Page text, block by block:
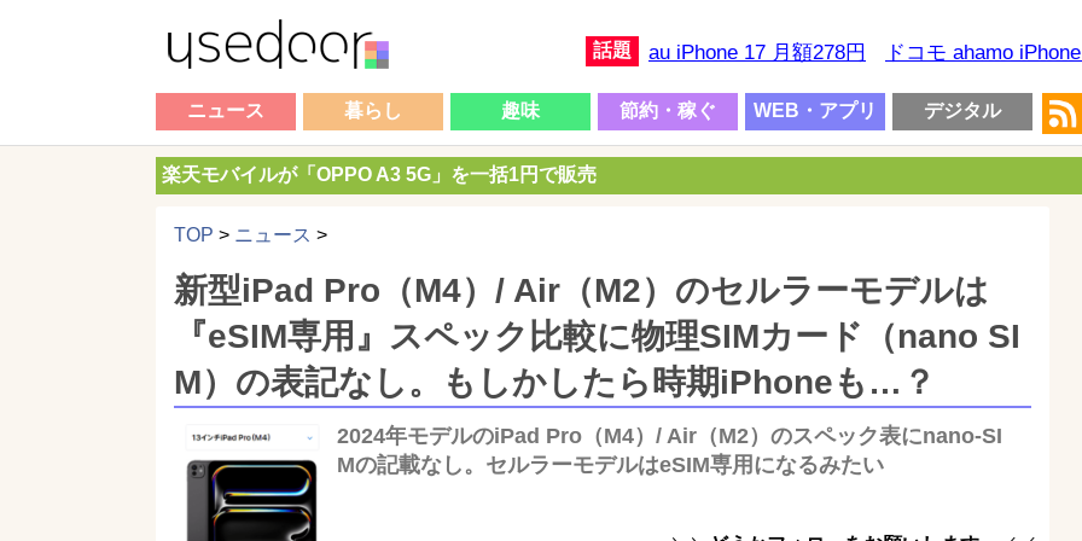
話題 au iPhone 17 月額278円 ドコモ ahamo
ニュース 暮らし 趣味 節約・稼ぐ WEB・アプリ デジタル
楽天モバイルが「OPPO A3 5G」を一括1円で販売
TOP > ニュース >
新型iPad Pro（M4）/ Air（M2）のセルラーモデルは
『eSIM専用』スペック比較に物理SIMカード（nano SI
M）の表記なし。もしかしたら時期iPhoneも…？
2024年モデルのiPad Pro（M4）/ Air（M2）のスペック表にnano-SI
Mの記載なし。セルラーモデルはeSIM専用になるみたい